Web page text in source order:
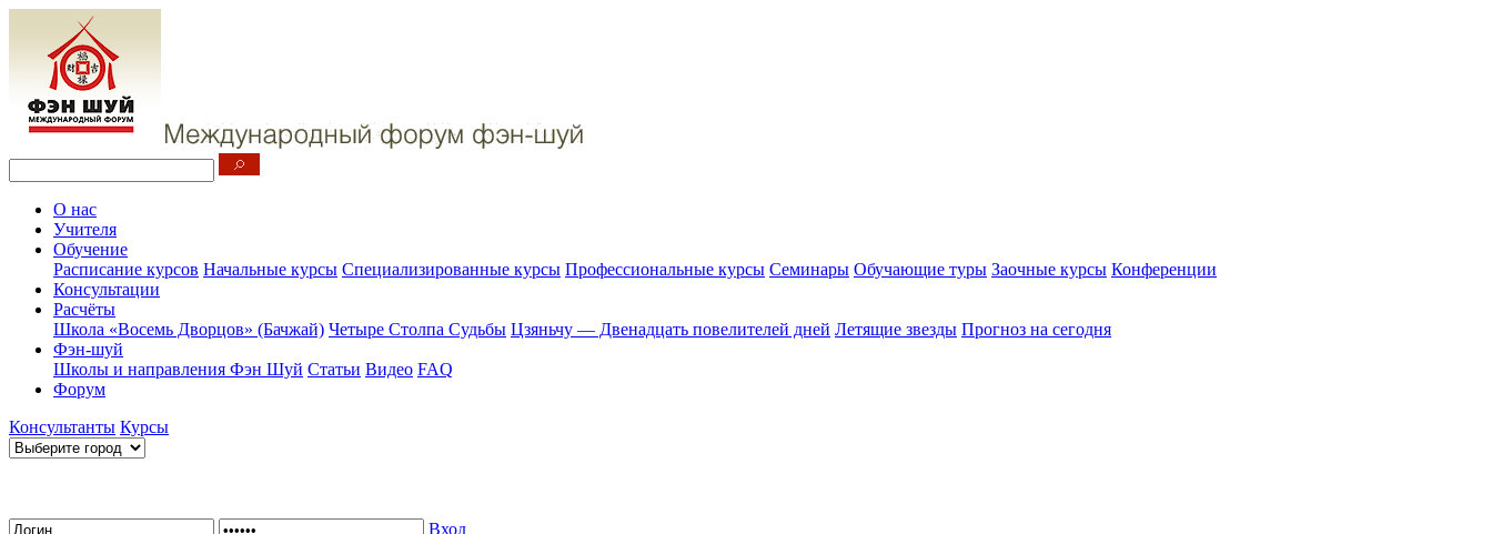
О нас
Учителя
Обучение
Расписание курсов Начальные курсы Специализированные курсы Профессиональные курсы Семинары Обучающие туры Заочные курсы Конференции
Консультации
Расчёты
Школа «Восемь Дворцов» (Бачжай) Четыре Столпа Судьбы Цзяньчу — Двенадцать повелителей дней Летящие звезды Прогноз на сегодня
Фэн-шуй
Школы и направления Фэн Шуй Статьи Видео FAQ
Форум
Консультанты Курсы
Вход